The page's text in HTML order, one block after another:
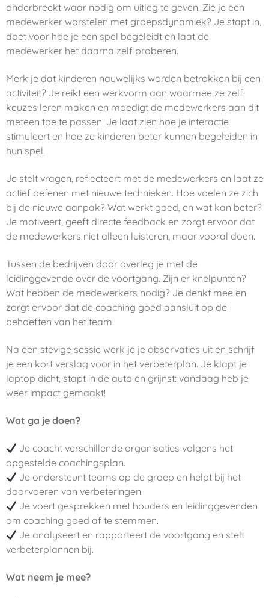
onderbreekt waar nodig om uitleg te geven. Zie je een
medewerker worstelen met groepsdynamiek? Je stapt in,
doet voor hoe je een spel begeleidt en laat de
medewerker het daarna zelf proberen.
Merk je dat kinderen nauwelijks worden betrokken bij een
activiteit? Je reikt een werkvorm aan waarmee ze zelf
keuzes leren maken en moedigt de medewerkers aan dit
meteen toe te passen. Je laat zien hoe je interactie
stimuleert en hoe ze kinderen beter kunnen begeleiden in
hun spel.
Je stelt vragen, reflecteert met de medewerkers en laat ze
actief oefenen met nieuwe technieken. Hoe voelen ze zich
bij de nieuwe aanpak? Wat werkt goed, en wat kan beter?
Je motiveert, geeft directe feedback en zorgt ervoor dat
de medewerkers niet alleen luisteren, maar vooral doen.
Tussen de bedrijven door overleg je met de
leidinggevende over de voortgang. Zijn er knelpunten?
Wat hebben de medewerkers nodig? Je denkt mee en
zorgt ervoor dat de coaching goed aansluit op de
behoeften van het team.
Na een stevige sessie werk je je observaties uit en schrijf
je een kort verslag voor in het verbeterplan. Je klapt je
laptop dicht, stapt in de auto en grijnst: vandaag heb je
weer impact gemaakt!
Wat ga je doen?
Je coacht verschillende organisaties volgens het
opgestelde coachingsplan.
Je ondersteunt teams op de groep en helpt bij het
doorvoeren van verbeteringen.
Je voert gesprekken met houders en leidinggevenden
om coaching goed af te stemmen.
Je analyseert en rapporteert de voortgang en stelt
verbeterplannen bij.
Wat neem je mee?